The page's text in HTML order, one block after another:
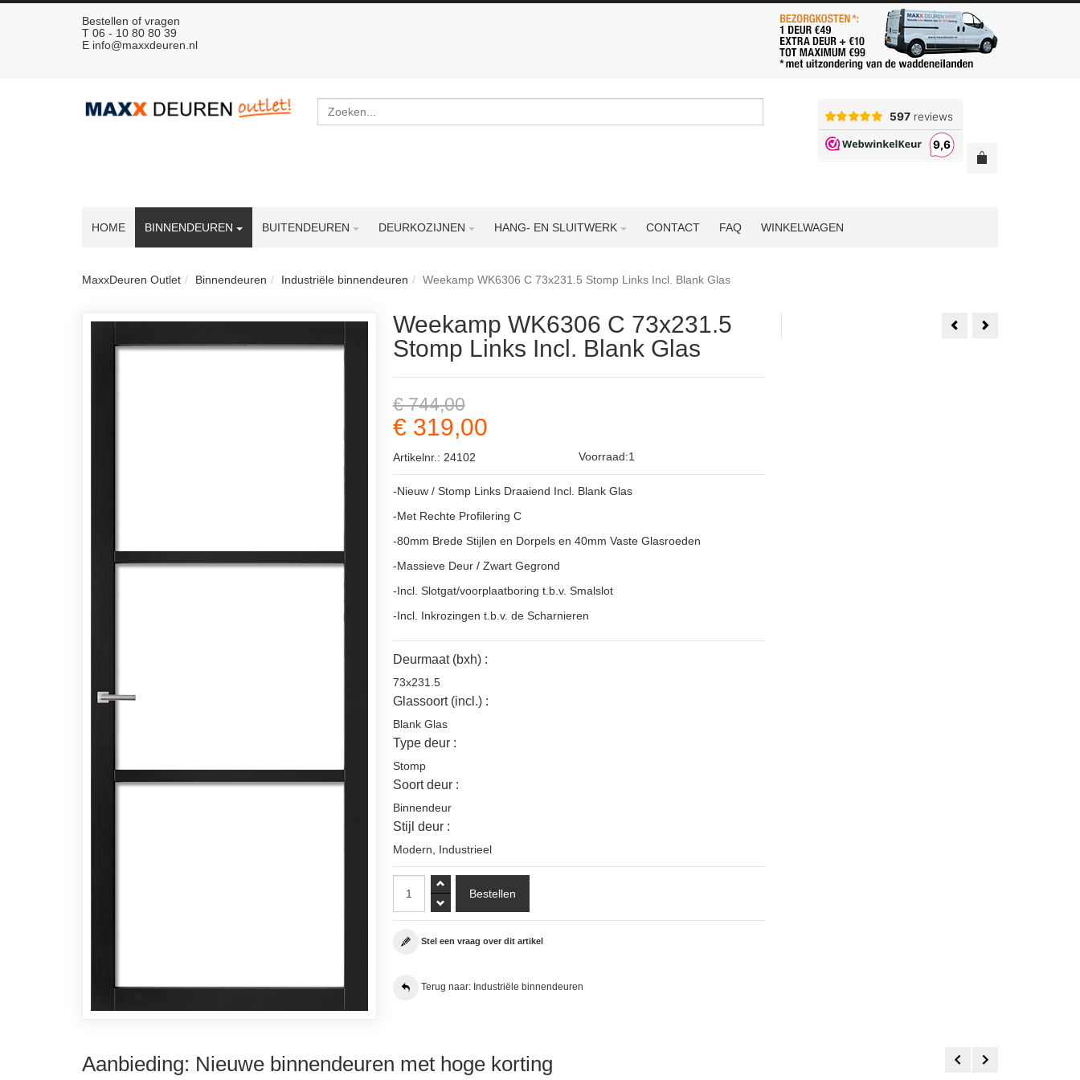
Bestellen of vragen
T 06 - 10 80 80 39
E info@maxxdeuren.nl
Zoeken
HOME BINNENDEUREN BUITENDEUREN DEURKOZIJNEN HANG- EN SLUITWERK CONTACT FAQ WINKELWAGEN
MaxxDeuren Outlet Binnendeuren Industriële binnendeuren Weekamp WK6306 C 73x231.5 Stomp Links Incl. Blank Glas
Weekamp WK6306 C 73x231.5
Stomp Links Incl. Blank Glas
€ 744,00
€ 319,00
Voorraad:1
Artikelnr.: 24102
-Nieuw / Stomp Links Draaiend Incl. Blank Glas
-Met Rechte Profilering C
-80mm Brede Stijlen en Dorpels en 40mm Vaste Glasroeden
-Massieve Deur / Zwart Gegrond
-Incl. Slotgat/voorplaatboring t.b.v. Smalslot
-Incl. Inkrozingen t.b.v. de Scharnieren
Deurmaat (bxh) :
73x231.5
Glassoort (incl.) :
Blank Glas
Type deur :
Stomp
Soort deur :
Binnendeur
Stijl deur :
Modern, Industrieel
Stel een vraag over dit artikel
Terug naar: Industriële binnendeuren
Weekamp
1
Aanbieding: Nieuwe binnendeuren met hoge korting